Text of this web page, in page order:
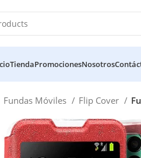
TiendaPromocionesNosotros
Fundas Móviles Flip Cover